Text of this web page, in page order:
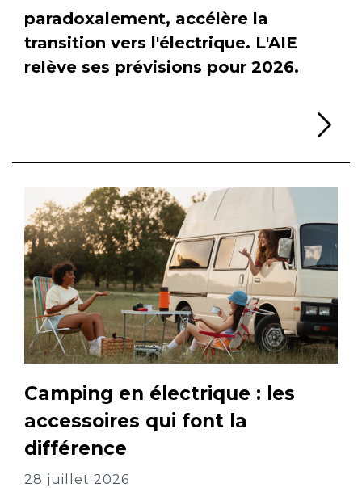
paradoxalement, accélère la
transition vers l'électrique. L'AIE
relève ses prévisions pour 2026.
Camping en électrique : les
accessoires qui font la
différence
28 juillet 2026